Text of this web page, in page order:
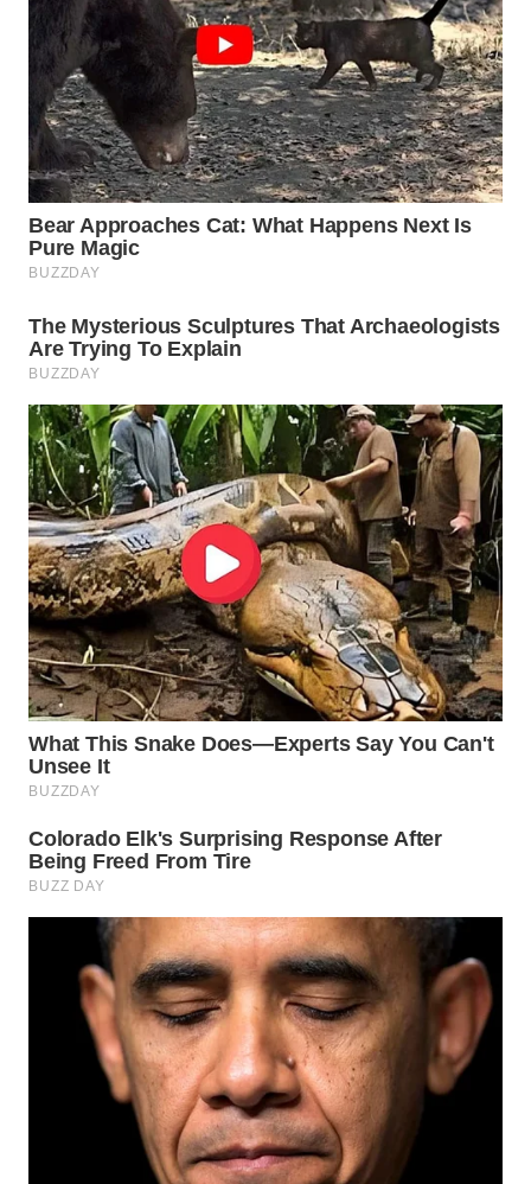
WN
SAMOSIR
WN
PADANG
LAWAS
SUMEDANG
CIANJUR
KEPULAUAN
SERIBU
WN
TANGERANG
WN
BINJAI
WN
CIREBON
WN
INDRAMAYU
WN
KUNINGAN
WN
MAJALENGKA
WN
SUBANG